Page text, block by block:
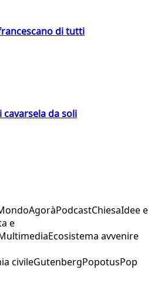
di tutti
da soli
AgoràPodcastChiesaIdee e
e
Ecosistema avvenire
civileGutenbergPopotusPop